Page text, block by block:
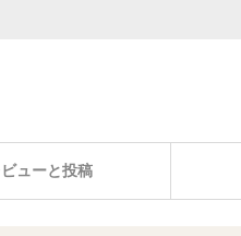
ビューと投稿